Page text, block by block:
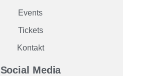
Events
Tickets
Kontakt
Social Media